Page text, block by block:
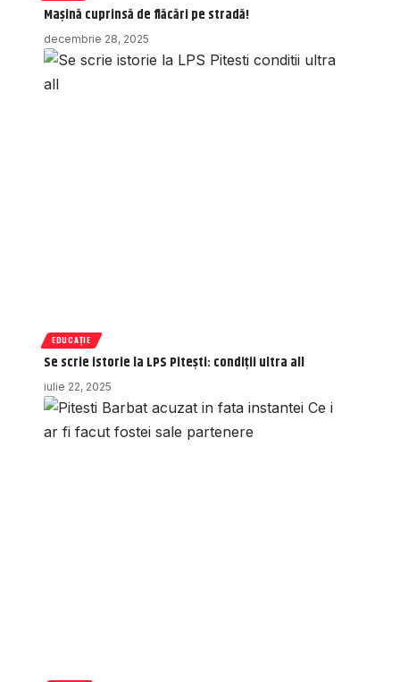
Mașină cuprinsă de flăcări pe stradă!
decembrie 28, 2025
EDUCAȚIE
Se scrie istorie la LPS Pitești: condiții ultra all
iulie 22, 2025